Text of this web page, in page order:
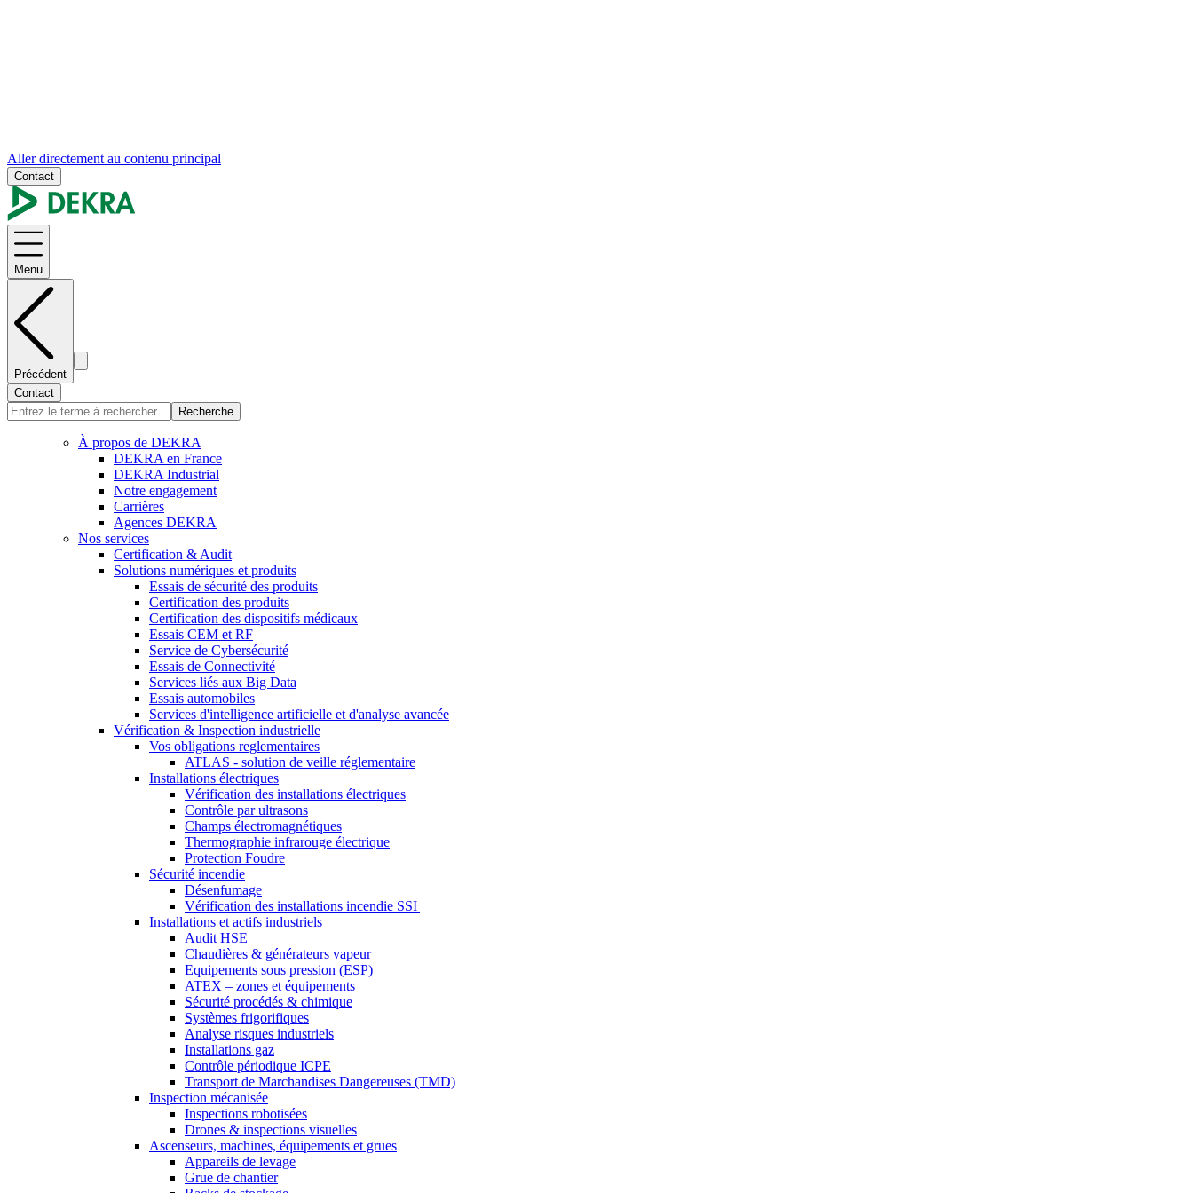
Aller directement au contenu principal
Contact
Menu
Précédent
Contact
Recherche
À propos de DEKRA
DEKRA en France
DEKRA Industrial
Notre engagement
Carrières
Agences DEKRA
Nos services
Certification & Audit
Solutions numériques et produits
Essais de sécurité des produits
Certification des produits
Certification des dispositifs médicaux
Essais CEM et RF
Service de Cybersécurité
Essais de Connectivité
Services liés aux Big Data
Essais automobiles
Services d'intelligence artificielle et d'analyse avancée
Vérification & Inspection industrielle
Vos obligations reglementaires
ATLAS - solution de veille réglementaire
Installations électriques
Vérification des installations électriques
Contrôle par ultrasons
Champs électromagnétiques
Thermographie infrarouge électrique
Protection Foudre
Sécurité incendie
Désenfumage
Vérification des installations incendie SSI
Installations et actifs industriels
Audit HSE
Chaudières & générateurs vapeur
Equipements sous pression (ESP)
ATEX – zones et équipements
Sécurité procédés & chimique
Systèmes frigorifiques
Analyse risques industriels
Installations gaz
Contrôle périodique ICPE
Transport de Marchandises Dangereuses (TMD)
Inspection mécanisée
Inspections robotisées
Drones & inspections visuelles
Ascenseurs, machines, équipements et grues
Appareils de levage
Grue de chantier